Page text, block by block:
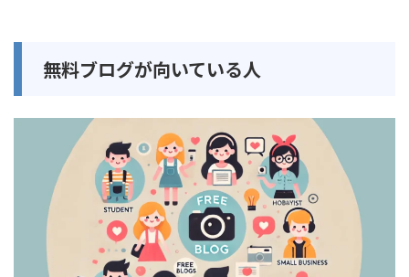
無料ブログが向いている人